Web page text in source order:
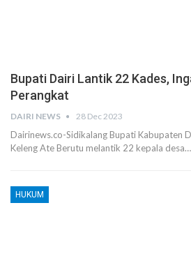
Bupati Dairi Lantik 22 Kades,
Perangkat
DAIRI NEWS 28 Dec 2023
Dairinews.co-Sidikalang Bupati Kabupaten
Keleng Ate Berutu melantik 22 kepala desa…
HUKUM